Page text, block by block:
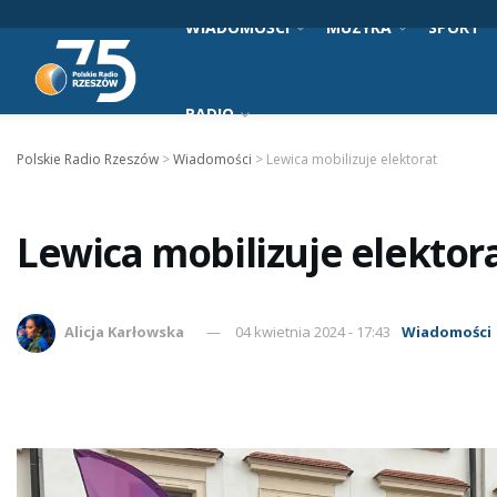
WIADOMOŚCI MUZYKA SPORT
RADIO
Polskie Radio Rzeszów >Wiadomości > Lewica mobilizuje elektorat
Lewica mobilizuje
Alicja Karłowska 04 kwietnia 2024 - 17:43 Wiadomości